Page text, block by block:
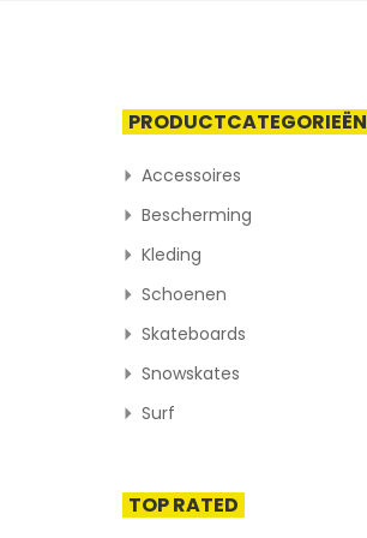
PRODUCTCATEGORIEËN
Accessoires
Bescherming
Kleding
Schoenen
Skateboards
Snowskates
Surf
TOP RATED